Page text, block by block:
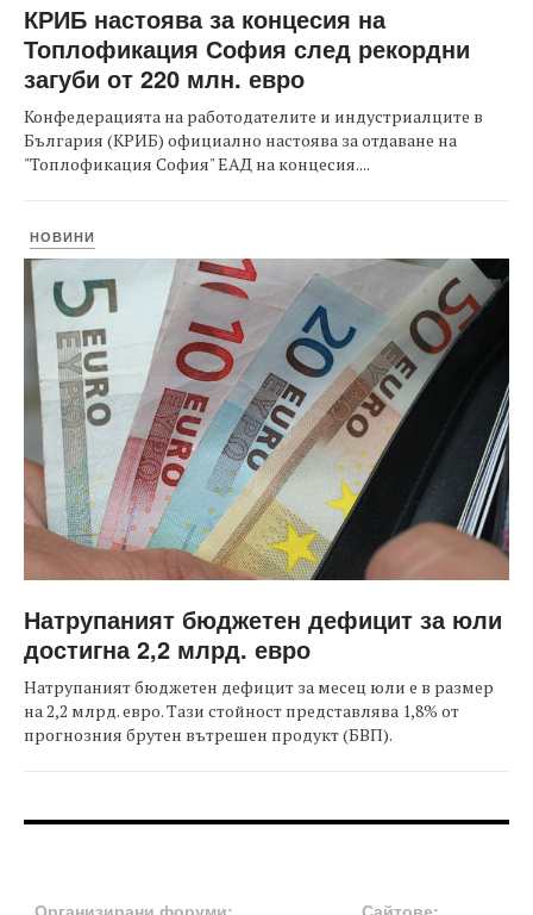
КРИБ настоява за концесия на
Топлофикация София след рекордни
загуби от 220 млн. евро
Конфедерацията на работодателите и индустриалците в
България (КРИБ) официално настоява за отдаване на
"Топлофикация София" ЕАД на концесия....
НОВИНИ
Натрупаният бюджетен дефицит за юли
достигна 2,2 млрд. евро
Натрупаният бюджетен дефицит за месец юли е в размер
на 2,2 млрд. евро. Тази стойност представлява 1,8% от
прогнозния брутен вътрешен продукт (БВП).
Организирани форуми: Сайтове: